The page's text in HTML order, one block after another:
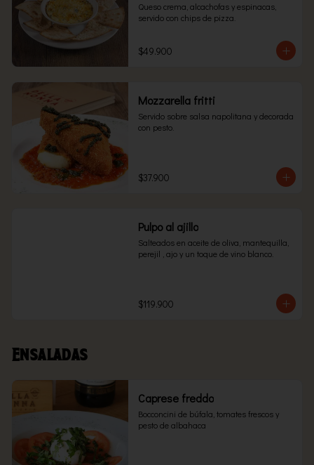
Queso crema, alcachofas y espinacas,
servido con chips de pizza.
$49.900
Mozzarella fritti
Servido sobre salsa napolitana y decorada
con pesto.
$37.900
Pulpo al ajillo
Salteados en aceite de oliva, mantequilla,
perejil , ajo y un toque de vino blanco.
$119.900
Ensaladas
Caprese freddo
Bocconcini de búfala, tomates frescos y
pesto de albahaca